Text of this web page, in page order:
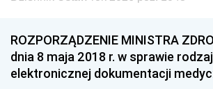
ROZPORZĄDZENIE MINISTRA
dnia 8 maja 2018 r. w sprawie
elektronicznej dokumentacji